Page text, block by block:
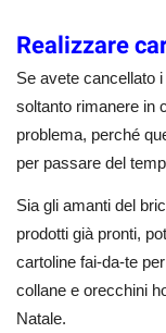
Realizzare
Se avete cancellato
soltanto rimanere in
problema, perché
per passare del
Sia gli amanti del
prodotti già pronti,
cartoline fai-da-te
collane e orecchini
Natale.